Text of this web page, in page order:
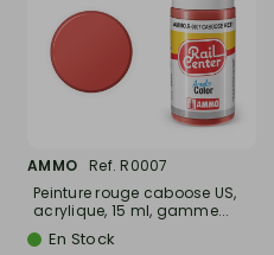
AMMO
Ref. R0007
Peinture rouge caboose US,
acrylique, 15 ml, gamme...
En Stock